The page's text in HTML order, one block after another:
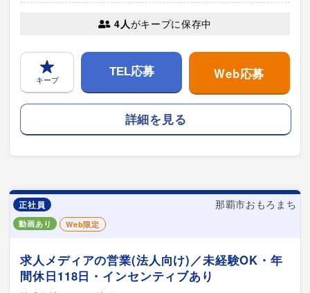
4人がキープに保存中
キープ
TEL応募 Web応募
詳細を見る
正社員 那覇市おもろまち
動画あり Web限定
求人メディアの営業(法人向け)／未経験OK・年
間休日118日・インセンティブあり